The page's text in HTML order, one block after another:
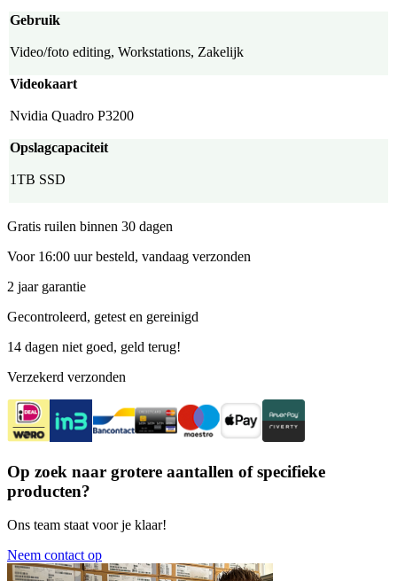
Gebruik
Video/foto editing, Workstations, Zakelijk
Videokaart
Nvidia Quadro P3200
Opslagcapaciteit
1TB SSD
Gratis ruilen binnen 30 dagen
Voor 16:00 uur besteld, vandaag verzonden
2 jaar garantie
Gecontroleerd, getest en gereinigd
14 dagen niet goed, geld terug!
Verzekerd verzonden
Op zoek naar grotere aantallen of specifieke
producten?
Ons team staat voor je klaar!
Neem contact op